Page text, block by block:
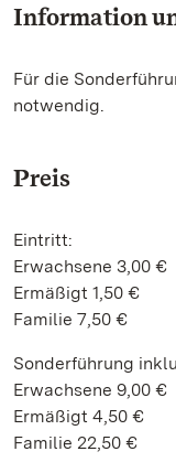
Information
Für die
notwendig.
Preis
Eintritt:
Erwachsene 3,00 €
Ermäßigt 1,50 €
Familie 7,50 €
Sonderführung
Erwachsene 9,00 €
Ermäßigt 4,50 €
Familie 22,50 €